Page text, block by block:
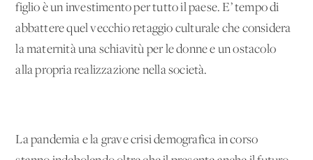
figlio è un investimento per tutto il paese. E’ tempo di
abbattere quel vecchio retaggio culturale che considera
la maternità una schiavitù per le donne e un ostacolo
alla propria realizzazione nella società.
La pandemia e la grave crisi demografica in corso